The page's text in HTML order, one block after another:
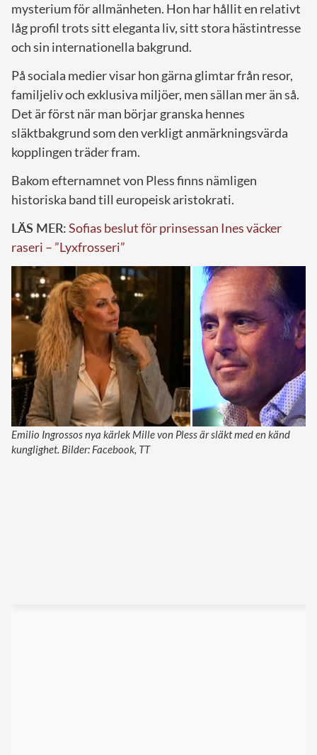
mysterium för allmänheten. Hon har hållit en relativt
låg profil trots sitt eleganta liv, sitt stora hästintresse
och sin internationella bakgrund.
På sociala medier visar hon gärna glimtar från resor,
familjeliv och exklusiva miljöer, men sällan mer än så.
Det är först när man börjar granska hennes
släktbakgrund som den verkligt anmärkningsvärda
kopplingen träder fram.
Bakom efternamnet von Pless finns nämligen
historiska band till europeisk aristokrati.
LÄS MER:Sofias beslut för prinsessan Ines väcker
raseri – ”Lyxfrosseri”
Emilio Ingrossos nya kärlek Mille von Pless är släkt med en känd
kunglighet. Bilder: Facebook, TT